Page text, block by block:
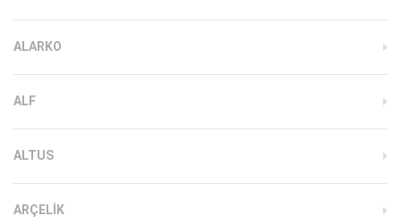
ALARKO
ALF
ALTUS
ARÇELIK